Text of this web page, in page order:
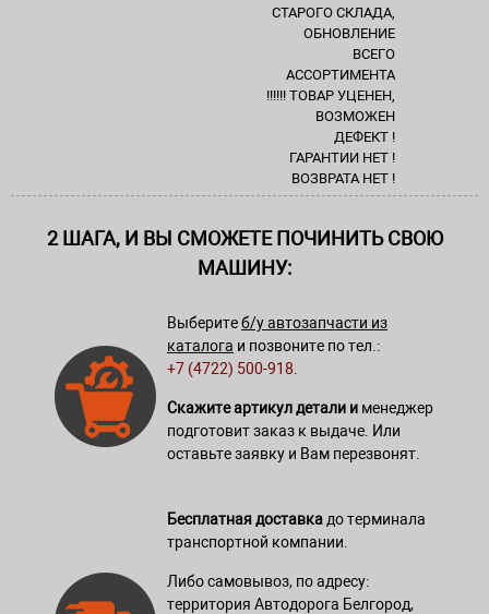
СТАРОГО СКЛАДА,
ОБНОВЛЕНИЕ
ВСЕГО
АССОРТИМЕНТА
!!!!!! ТОВАР УЦЕНЕН,
ВОЗМОЖЕН
ДЕФЕКТ !
ГАРАНТИИ НЕТ !
ВОЗВРАТА НЕТ !
2 ШАГА, И ВЫ СМОЖЕТЕ ПОЧИНИТЬ СВОЮ
МАШИНУ:
Выберитеб/у автозапчасти из
каталога и позвоните по тел.:
+7 (4722) 500-918
Скажите артикул детали и менеджер
подготовит заказ к выдаче. Или
оставьте заявку и Вам перезвонят.
Бесплатная доставка до терминала
транспортной компании.
Либо самовывоз, по адресу:
территория Автодорога Белгород,